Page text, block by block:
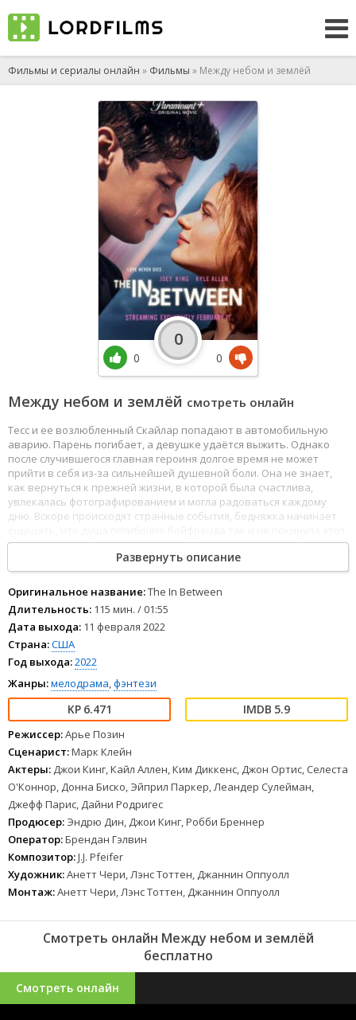
Фильмы и сериалы онлайн » Фильмы » Между небом и землёй
Между небом и землёй смотреть онлайн
Тесс и ее возлюбленный Скайлар попадают в автомобильную
аварию. Парень погибает, а девушке удаётся выжить. Однако
после случившегося главная героиня долгое время не может
прийти в себя из-за сильнейшей душевной боли. Она не знает,
как вернуться к прежней жизни, в которой была счастлива,
увлекалась фотографированием и могла радоваться каждому
дню. Вскоре происходят странные события, бедняжка начинает
мир. Тесс чувствует постоянное присутствие любимого рядом с
собой, он даже подаёт какие-то знаки, словно пытается о чем-то
сказать или попросить. И теперь девушке предстоит разгадать,
зачем дух Скайлара остался между небом и землей, и помочь ему
перенестись туда, где все оказываются после своей смерти.
Развернуть описание
Оригинальное название:The In Between
Длительность: 115 мин. / 01:55
Дата выхода: 11 февраля 2022
Страна:США
Год выхода:2022
Жанры:мелодрама,фэнтези
6.471 5.9
Режиссер:Арье Позин
Сценарист:Марк Клейн
Актеры: Джои Кинг, Кайл Аллен, Ким Диккенс, Джон Ортис, Селеста
О'Коннор, Донна Биско, Эйприл Паркер, Леандер Сулейман,
Джефф Парис, Дайни Родригес
Продюсер: Эндрю Дин, Джои Кинг, Робби Бреннер
Оператор:Брендан Гэлвин
Композитор:J.J. Pfeifer
Художник:Анетт Чери, Лэнс Тоттен, Джаннин Оппуолл
Монтаж:Анетт Чери, Лэнс Тоттен, Джаннин Оппуолл
0
0
0
Смотреть онлайн Между небом и землёй
бесплатно
Смотреть онлайн